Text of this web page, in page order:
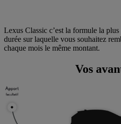
Lexus Classic c’est la formule la
durée sur laquelle vous souhaitez
chaque mois le même montant.
Vos